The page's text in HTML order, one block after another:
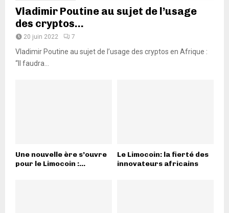
Vladimir Poutine au sujet de l’usage
des cryptos...
20 juin 2022 7
Vladimir Poutine au sujet de l’usage des cryptos en Afrique :
“Il faudra...
Une nouvelle ère s’ouvre
pour le Limocoin :...
Le Limocoin: la fierté des
innovateurs africains